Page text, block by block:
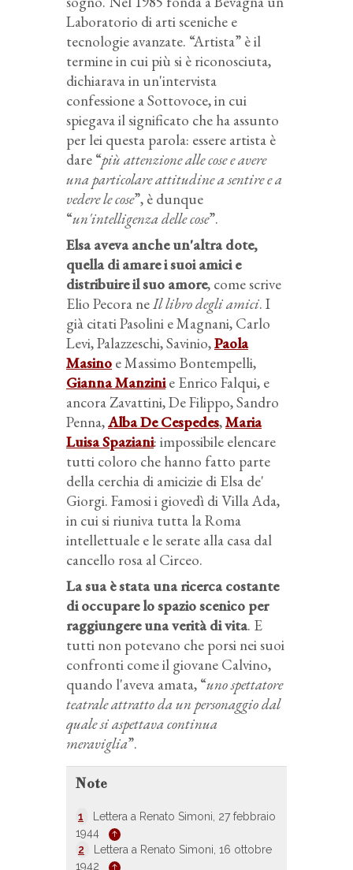
Laboratorio di arti sceniche e
tecnologie avanzate. “Artista” è il
termine in cui più si è riconosciuta,
dichiarava in un'intervista
confessione aSottovoce, in cui
spiegava il significato che ha assunto
per lei questa parola: essere artista è
dare “più attenzione alle cose e avere
una particolare attitudine a sentire e a
vedere le cose”, è dunque
“un'intelligenza delle cose”.
Elsa aveva anche un'altra dote,
quella di amare i suoi amici e
distribuire il suo amore, come scrive
Elio Pecora neIl libro degli amici. I
già citati Pasolini e Magnani, Carlo
Levi, Palazzeschi, Savinio,Paola
Masino e Massimo Bontempelli,
Gianna Manzinie Enrico Falqui, e
ancora Zavattini, De Filippo, Sandro
Penna,Alba De Cespedes,Maria
Luisa Spaziani: impossibile elencare
tutti coloro che hanno fatto parte
della cerchia di amicizie di Elsa de'
Giorgi. Famosi i giovedì di Villa Ada,
in cui si riuniva tutta la Roma
intellettuale e le serate alla casa dal
cancello rosa al Circeo.
La sua è stata una ricerca costante
di occupare lo spazio scenico per
raggiungere una verità di vita. E
tutti non potevano che porsi nei suoi
confronti come il giovane Calvino,
quando l'aveva amata, “uno spettatore
teatrale attratto da un personaggio dal
quale si aspettava continua
meraviglia”.
Note
1
Lettera a Renato Simoni, 27 febbraio
1944
2
Lettera a Renato Simoni, 16 ottobre
1942